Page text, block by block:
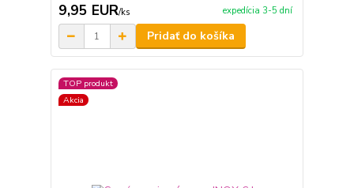
9,95 EUR/ks expedícia 3-5 dní
Pridať do košíka
TOP produkt
Akcia